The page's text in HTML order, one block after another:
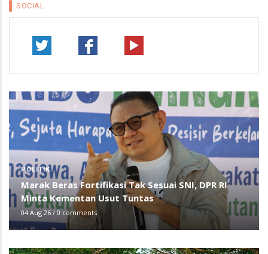
SOCIAL
POLITIK
Marak Beras Fortifikasi Tak Sesuai SNI, DPR RI
Minta Kementan Usut Tuntas
04 Aug 26 / 0 comments